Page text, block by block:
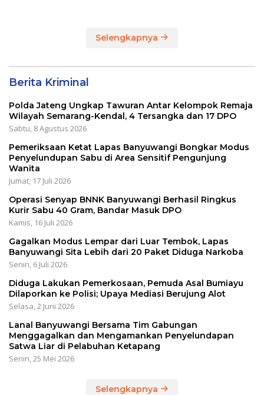
Selengkapnya
Berita Kriminal
Polda Jateng Ungkap Tawuran Antar Kelompok Remaja
Wilayah Semarang-Kendal, 4 Tersangka dan 17 DPO
Sabtu, 8 Agustus 2026
Pemeriksaan Ketat Lapas Banyuwangi Bongkar Modus
Penyelundupan Sabu di Area Sensitif Pengunjung
Wanita
Jumat, 17 Juli 2026
Operasi Senyap BNNK Banyuwangi Berhasil Ringkus
Kurir Sabu 40 Gram, Bandar Masuk DPO
Kamis, 16 Juli 2026
Gagalkan Modus Lempar dari Luar Tembok, Lapas
Banyuwangi Sita Lebih dari 20 Paket Diduga Narkoba
Senin, 6 Juli 2026
Diduga Lakukan Pemerkosaan, Pemuda Asal Bumiayu
Dilaporkan ke Polisi; Upaya Mediasi Berujung Alot
Selasa, 2 Juni 2026
Lanal Banyuwangi Bersama Tim Gabungan
Menggagalkan dan Mengamankan Penyelundapan
Satwa Liar di Pelabuhan Ketapang
Senin, 25 Mei 2026
Selengkapnya